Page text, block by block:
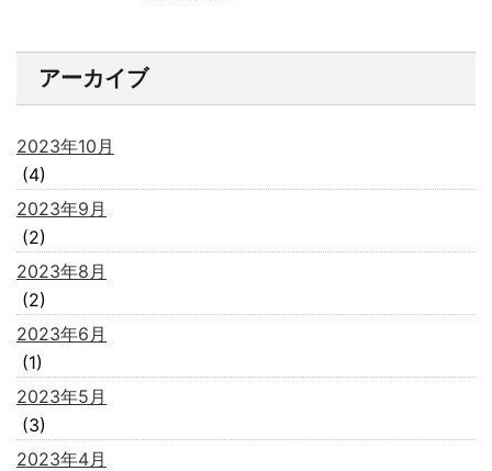
アーカイブ
2023年10月
(4)
2023年9月
(2)
2023年8月
(2)
2023年6月
(1)
2023年5月
(3)
2023年4月